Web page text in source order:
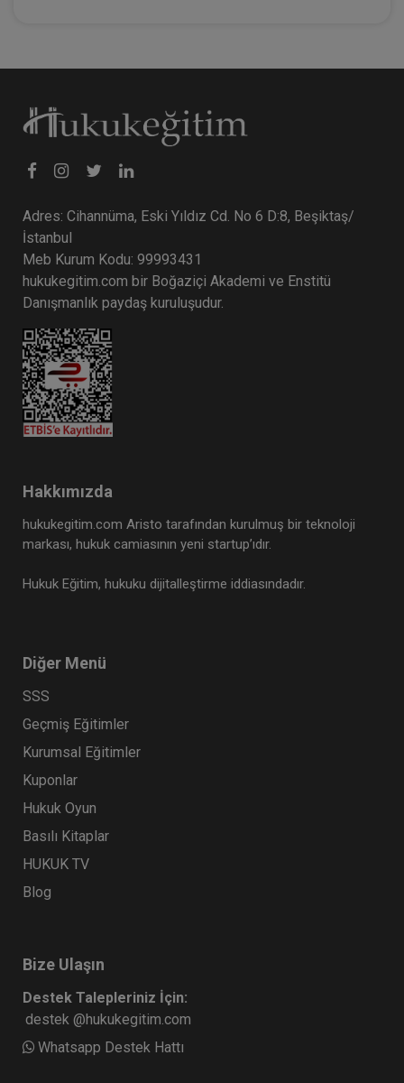
Adres: Cihannüma, Eski Yıldız Cd. No 6 D:8, Beşiktaş/
İstanbul
Meb Kurum Kodu: 99993431
hukukegitim.com bir Boğaziçi Akademi ve Enstitü
Danışmanlık paydaş kuruluşudur.
Hakkımızda
hukukegitim.com Aristo tarafından kurulmuş bir teknoloji
markası, hukuk camiasının yeni startup’ıdır.
Hukuk Eğitim, hukuku dijitalleştirme iddiasındadır.
Diğer Menü
SSS
Geçmiş Eğitimler
Kurumsal Eğitimler
Kuponlar
Hukuk Oyun
Basılı Kitaplar
HUKUK TV
Blog
Bize Ulaşın
Destek Talepleriniz İçin:
destek @hukukegitim.com
Whatsapp Destek Hattı